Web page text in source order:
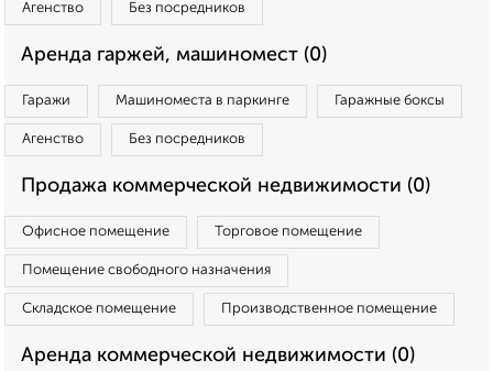
Агенство Без посредников
Аренда гаржей, машиномест (0)
Гаражи Машиноместа в паркинге Гаражные боксы
Агенство Без посредников
Продажа коммерческой недвижимости (0)
Офисное помещение Торговое помещение
Помещение свободного назначения
Складское помещение Производственное помещение
Аренда коммерческой недвижимости (0)